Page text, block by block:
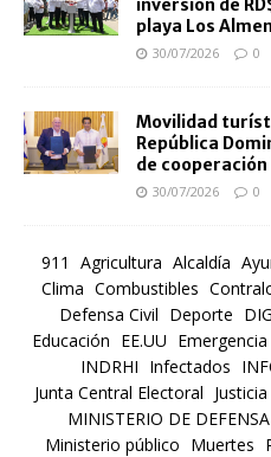
inversión de
playa Los
30/07/2026 0
Movilidad
República
de
30/07/2026 0
911 Agricultura Alcaldía
Clima Combustibles
Defensa Civil Deporte
Educación EE.UU Emergencia
INDRHI Infectados
Junta Central Electoral Justicia
MINISTERIO DE DEFENSA
Ministerio público Muertes